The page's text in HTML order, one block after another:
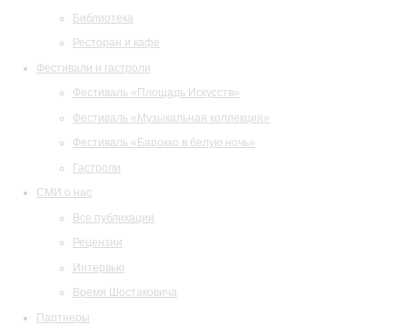
Библиотека
Ресторан и кафе
Фестивали и гастроли
Фестиваль «Площадь Искусств»
Фестиваль «Музыкальная коллекция»
Фестиваль «Барокко в белую ночь»
Гастроли
СМИ о нас
Все публикации
Рецензии
Интервью
Время Шостаковича
Партнеры